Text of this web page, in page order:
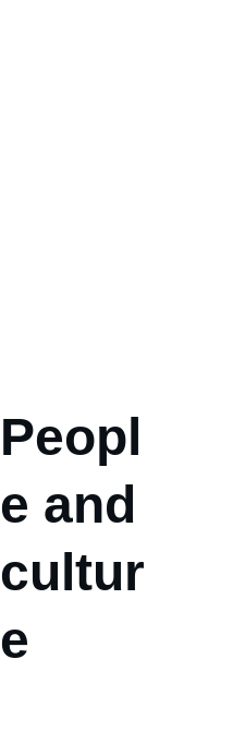
Peopl
e and
cultur
e